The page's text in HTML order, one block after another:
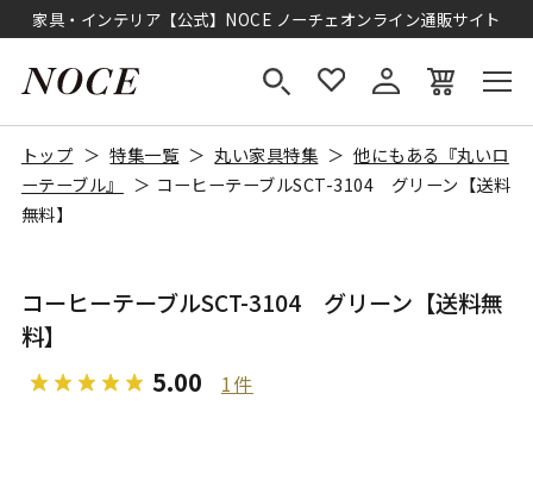
家具・インテリア【公式】NOCE ノーチェオンライン通販サイト
トップ 特集一覧 丸い家具特集
他にもある『丸いロ
ーテーブル』
コーヒーテーブルSCT-3104 グリーン【送料
無料】
コーヒーテーブルSCT-3104 グリーン【送料無
料】
5.00 1件